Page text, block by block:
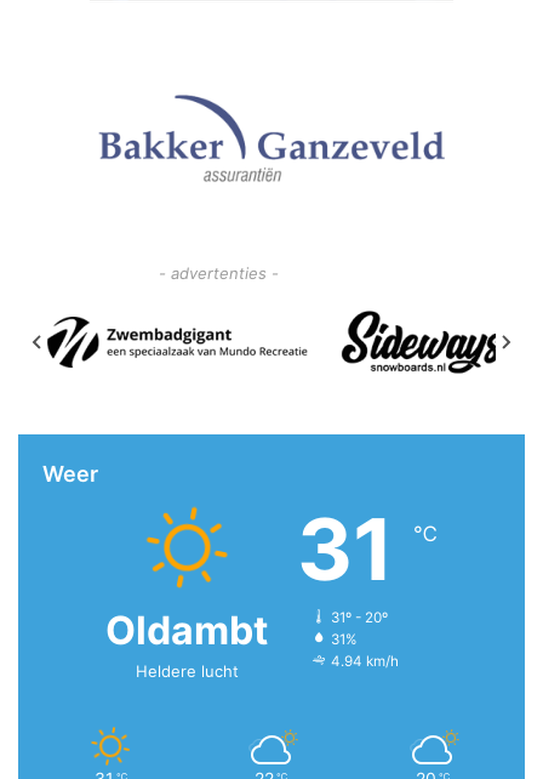
- advertenties -
Weer
Oldambt
Heldere lucht
31 ℃
31º - 20º
31%
4.94 km/h